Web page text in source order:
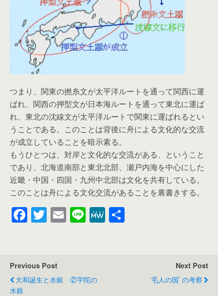
つまり、関東の撚糸文が太平洋ルートを通って関西に運
ばれ、関西の押型文が日本海ルートを通って東北に運ば
れ、東北の沈線文が太平洋ルートで関東に運ばれるとい
うことである。このことは背後に舟による文化的な交流
が成立していることを暗示素る。
もうひとつは、対岸と文化的な交流がある、ということ
であり、北海道南部と東北北部、瀬戸内海を中心にした
近畿・中国・四国・九州中北部は文化を共有している。
このことは舟による文化交流があることを裏書きする。
F
a
e
b
T
wi
er
E
m
Li
n
M
e
Previous Post
大和誕生と水銀 ②宇陀の
水銀
Next Post
‘毛人の国’ の考察